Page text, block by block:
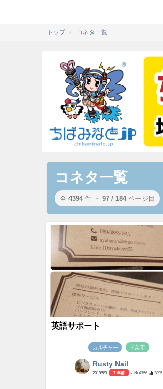
トップ コネタ一覧
コネタ一覧
全 4394 件 ・ 97 / 184 ページ目
英語サポート
カルチャー 千葉市
Rusty Nail
2019/5/3 7 年前 - №4756 2895